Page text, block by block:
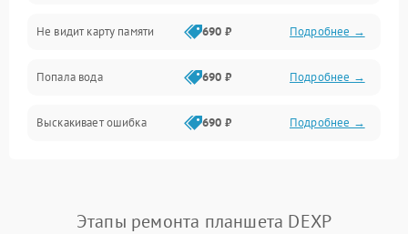
Связь
Разговор (микрофон, динамик)
Перегрев и нестабильная работа
Сеть и интернет
Не видит карту памяти 690 ₽ Подробнее →
Попала вода 690 ₽ Подробнее →
Выскакивает ошибка 690 ₽ Подробнее →
Этапы ремонта планшета DEXP